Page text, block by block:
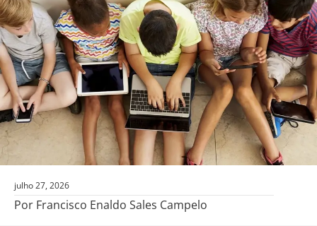
julho 27, 2026
Por Francisco Enaldo Sales Campelo